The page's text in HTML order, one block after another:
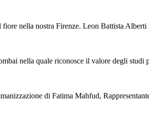
nella nostra Firenze. Leon Battista
nella quale riconosce il valore degli
di Fatima Mahfud,